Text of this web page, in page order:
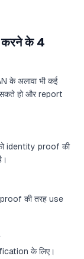
करने के 4
के अलावा भी कई
हो और report
identity proof की
की तरह use
के लिए।